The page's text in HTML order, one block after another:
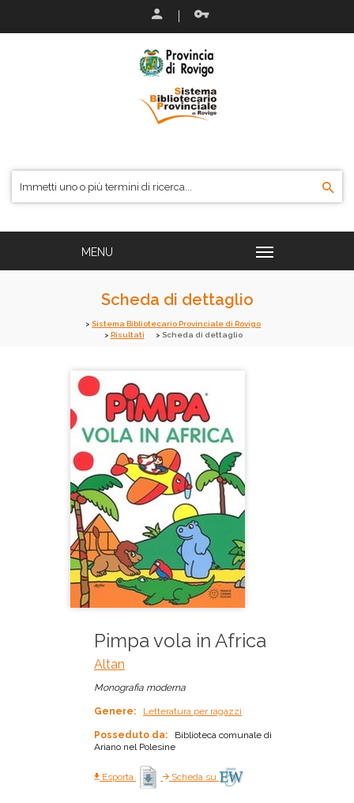
Scheda di dettaglio
Sistema Bibliotecario Provinciale di Rovigo
Risultati
Scheda di dettaglio
Pimpa vola in Africa
Altan
Monografia moderna
Genere: Letteratura per ragazzi
Posseduto da:
Biblioteca comunale di
Ariano nel Polesine
Esporta Scheda su